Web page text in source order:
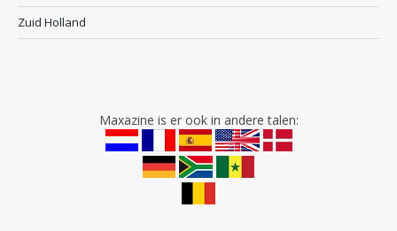
Zuid Holland
Maxazine is er ook in andere talen: